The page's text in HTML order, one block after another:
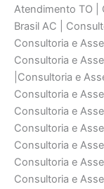
Atendimento TO |
Brasil AC |
Consultoria e
Consultoria e
|Consultoria e
Consultoria e
Consultoria e
Consultoria e
Consultoria e
Consultoria e
Consultoria e